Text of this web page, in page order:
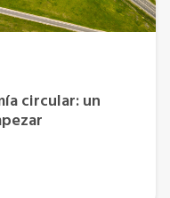
circular: un